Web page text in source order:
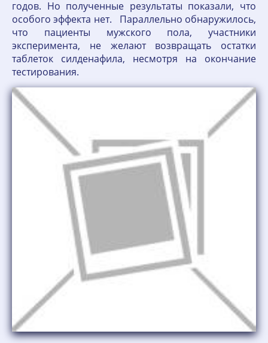
годов. Но полученные результаты показали, что
особого эффекта нет. Параллельно обнаружилось,
что пациенты мужского пола, участники
эксперимента, не желают возвращать остатки
таблеток силденафила, несмотря на окончание
тестирования.